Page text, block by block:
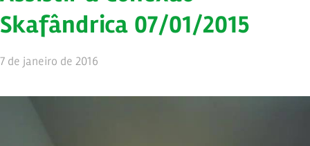
Skafândrica 07/01/2015
7 de janeiro de 2016